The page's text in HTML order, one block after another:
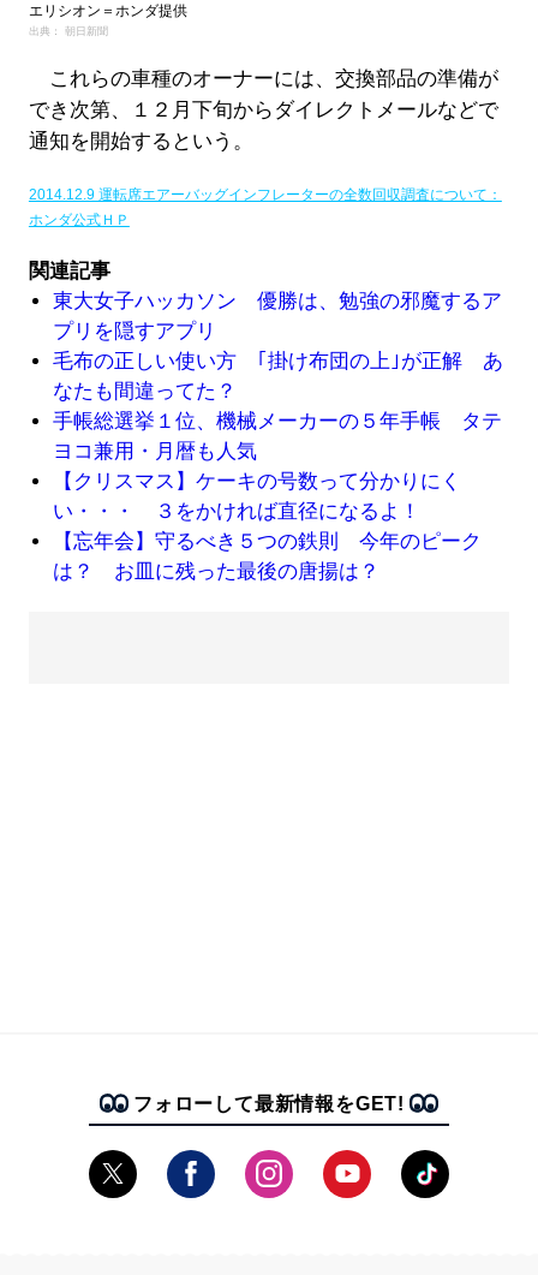
エリシオン＝ホンダ提供
出典： 朝日新聞
これらの車種のオーナーには、交換部品の準備が
でき次第、１２月下旬からダイレクトメールなどで
通知を開始するという。
2014.12.9 運転席エアーバッグインフレーターの全数回収調査について：
ホンダ公式ＨＰ
関連記事
東大女子ハッカソン 優勝は、勉強の邪魔するア
プリを隠すアプリ
毛布の正しい使い方 ｢掛け布団の上｣が正解 あ
なたも間違ってた？
手帳総選挙１位、機械メーカーの５年手帳 タテ
ヨコ兼用・月暦も人気
【クリスマス】ケーキの号数って分かりにく
い・・・ ３をかければ直径になるよ！
【忘年会】守るべき５つの鉄則 今年のピーク
は？ お皿に残った最後の唐揚は？
フォローして最新情報をGET!